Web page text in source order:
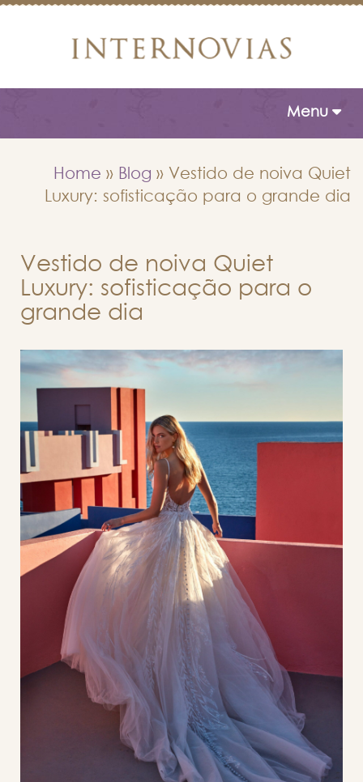
Toggle
Menu
Home » Blog » Vestido de noiva Quiet
Luxury: sofisticação para o grande dia
Vestido de noiva Quiet
Luxury: sofisticação para o
grande dia